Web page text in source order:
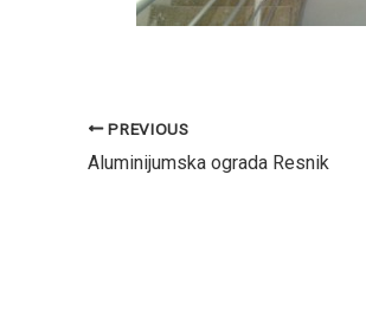
PREVIOUS
Aluminijumska ograda Resnik